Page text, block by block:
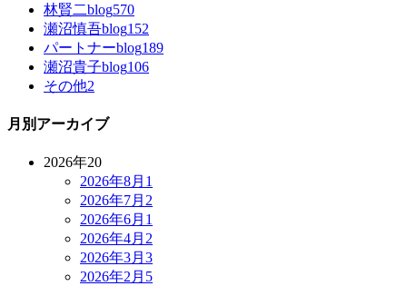
林賢二blog570
瀬沼慎吾blog152
パートナーblog189
瀬沼貴子blog106
その他2
月別アーカイブ
2026年20
2026年8月 1
2026年7月 2
2026年6月 1
2026年4月 2
2026年3月 3
2026年2月 5